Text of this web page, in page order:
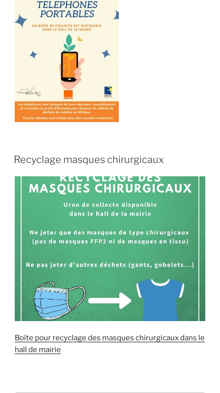
Recyclage masques chirurgicaux
Boîte pour recyclage des masques chirurgicaux dans le
hall de mairie